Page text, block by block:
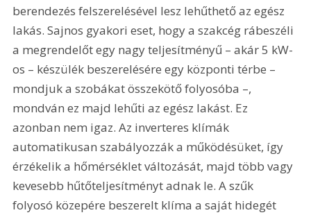
berendezés felszerelésével lesz lehűthető az egész
lakás. Sajnos gyakori eset, hogy a szakcég rábeszéli
a megrendelőt egy nagy teljesítményű – akár 5 kW-
os – készülék beszerelésére egy központi térbe –
mondjuk a szobákat összekötő folyosóba –,
mondván ez majd lehűti az egész lakást. Ez
azonban nem igaz. Az inverteres klímák
automatikusan szabályozzák a működésüket, így
érzékelik a hőmérséklet változását, majd több vagy
kevesebb hűtőteljesítményt adnak le. A szűk
folyosó közepére beszerelt klíma a saját hidegét